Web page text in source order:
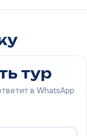
тур
в WhatsApp